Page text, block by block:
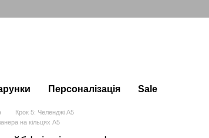
Персоналізація Sale
Крок 5: Челенджі А5
на кільцях А5